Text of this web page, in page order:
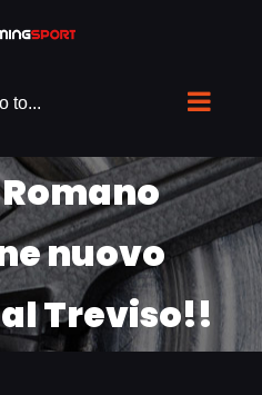
to...
nuovo
Treviso!!